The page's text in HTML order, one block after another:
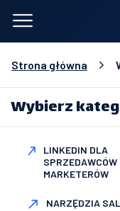
Strona główna
Wybierz
LINKEDIN DLA
SPRZEDAWCÓW
MARKETERÓW
NARZĘDZIA